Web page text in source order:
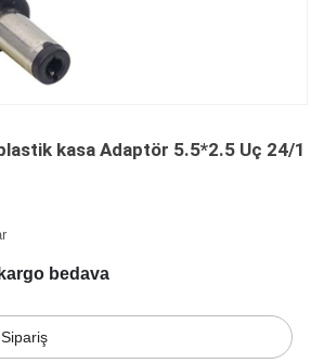
kasa Adaptör 5.5*2.5 Uç 24/1
bedava